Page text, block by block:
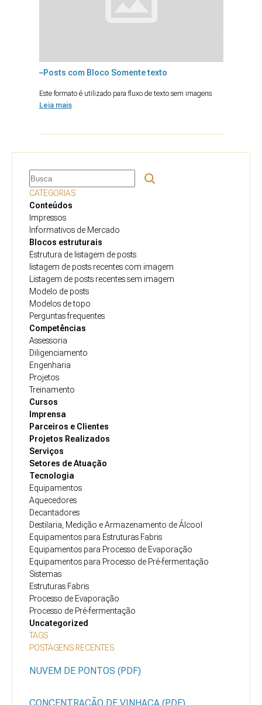
–Posts com Bloco Somente texto
Este formato é utilizado para fluxo de texto sem imagens
Leia mais
Pesquisar
CATEGORIAS
Conteúdos
Impressos
Informativos de Mercado
Blocos estruturais
Estrutura de listagem de posts
listagem de posts recentes com imagem
Listagem de posts recentes sem imagem
Modelo de posts
Modelos de topo
Perguntas frequentes
Competências
Assessoria
Diligenciamento
Engenharia
Projetos
Treinamento
Cursos
Imprensa
Parceiros e Clientes
Projetos Realizados
Serviços
Setores de Atuação
Tecnologia
Equipamentos
Aquecedores
Decantadores
Destilaria, Medição e Armazenamento de Álcool
Equipamentos para Estruturas Fabris
Equipamentos para Processo de Evaporação
Equipamentos para Processo de Pré-fermentação
Sistemas
Estruturas Fabris
Processo de Evaporação
Processo de Pré-fermentação
Uncategorized
TAGS
POSTAGENS RECENTES
NUVEM DE PONTOS (PDF)